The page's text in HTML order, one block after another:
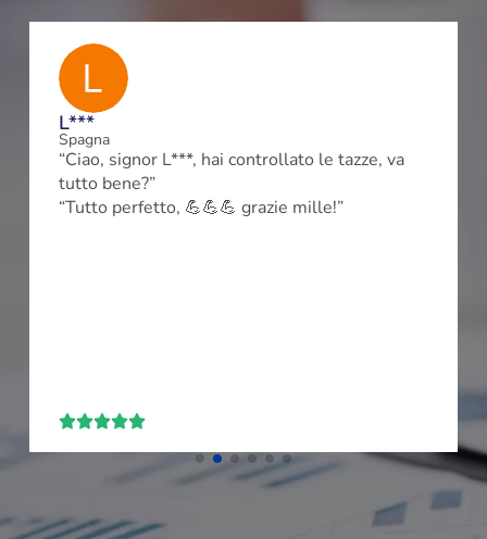
L***
Spagna
“Ciao, signor L***, hai controllato le tazze, va
tutto bene?”
“Tutto perfetto, 💪💪💪 grazie mille!”
